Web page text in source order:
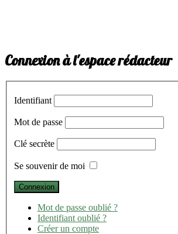
Connexion à l'espace rédacteur
Identifiant
Mot de passe
Clé secrète
Se souvenir de moi
Mot de passe oublié ?
Identifiant oublié ?
Créer un compte